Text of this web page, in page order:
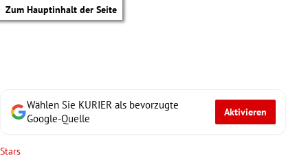
Zum Hauptinhalt der Seite
Wählen Sie KURIER als bevorzugte
Google-Quelle
Aktivieren
Stars